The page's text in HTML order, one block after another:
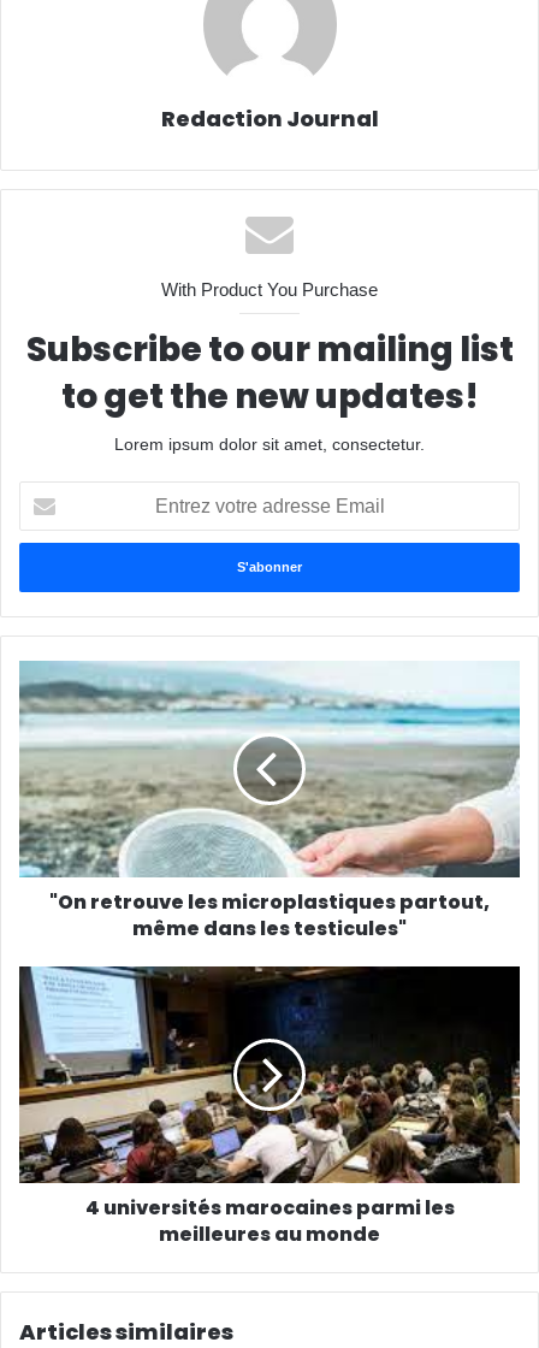
Redaction Journal
With Product You Purchase
Subscribe to our mailing list
to get the new updates!
Lorem ipsum dolor sit amet, consectetur.
votre
adresse
"On retrouve les microplastiques partout,
même dans les testicules"
4 universités marocaines parmi les
meilleures au monde
Articles similaires